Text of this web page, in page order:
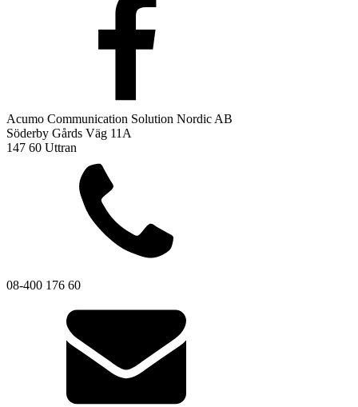
Acumo Communication Solution Nordic AB
Söderby Gårds Väg 11A
147 60 Uttran
08-400 176 60